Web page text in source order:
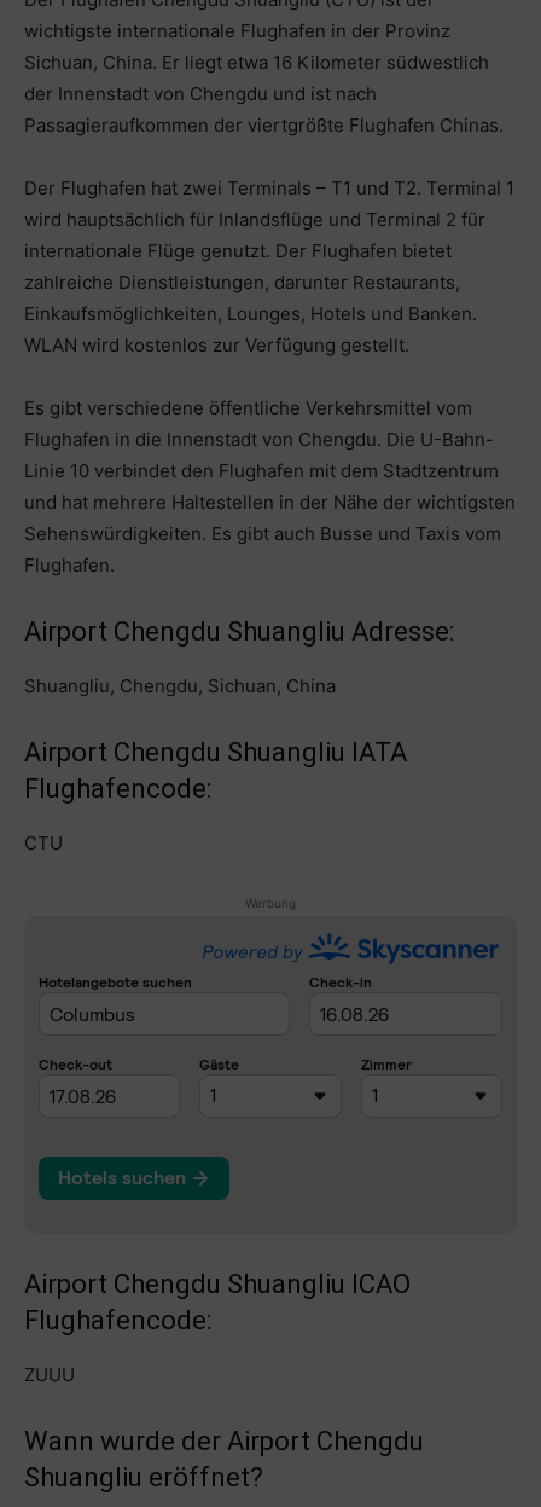
wichtigste internationale Flughafen in der Provinz
Sichuan, China. Er liegt etwa 16 Kilometer südwestlich
der Innenstadt von Chengdu und ist nach
Passagieraufkommen der viertgrößte Flughafen Chinas.
Der Flughafen hat zwei Terminals – T1 und T2. Terminal 1
wird hauptsächlich für Inlandsflüge und Terminal 2 für
internationale Flüge genutzt. Der Flughafen bietet
zahlreiche Dienstleistungen, darunter Restaurants,
Einkaufsmöglichkeiten, Lounges, Hotels und Banken.
WLAN wird kostenlos zur Verfügung gestellt.
Es gibt verschiedene öffentliche Verkehrsmittel vom
Flughafen in die Innenstadt von Chengdu. Die U-Bahn-
Linie 10 verbindet den Flughafen mit dem Stadtzentrum
und hat mehrere Haltestellen in der Nähe der wichtigsten
Sehenswürdigkeiten. Es gibt auch Busse und Taxis vom
Flughafen.
Airport Chengdu Shuangliu Adresse:
Shuangliu, Chengdu, Sichuan, China
Airport Chengdu Shuangliu IATA
Flughafencode:
CTU
Werbung
Airport Chengdu Shuangliu ICAO
Flughafencode:
ZUUU
Wann wurde der Airport Chengdu
Shuangliu eröffnet?